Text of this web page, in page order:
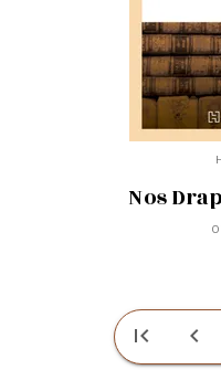
Nos
first_page chevron_left